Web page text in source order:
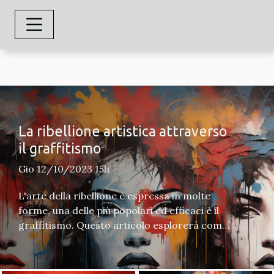
La ribellione artistica attraverso
il graffitismo
Gio 12/10/2023 15h
L'arte della ribellione è espressa in molte
forme, una delle più popolari ed efficaci è il
graffitismo. Questo articolo esplorerà come
l'arte dei graffiti ha sfidato le convenzioni
artistiche, agito come voce per i senzavoce e
provocato dibattiti su ciò che è considerato